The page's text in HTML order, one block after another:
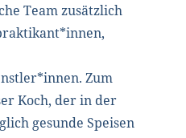
Team zusätzlich
Zum
Koch, der in der
gesunde Speisen